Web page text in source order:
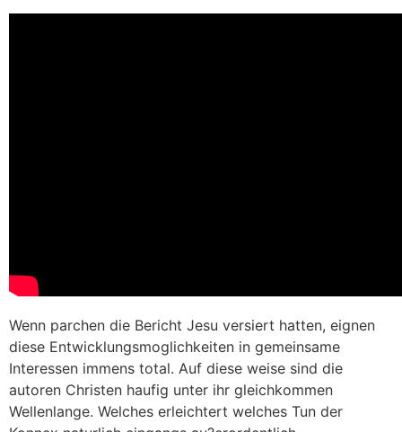
Wenn parchen die Bericht Jesu versiert hatten, eignen
diese Entwicklungsmoglichkeiten in gemeinsame
Interessen immens total. Auf diese weise sind die
autoren Christen haufig unter ihr gleichkommen
Wellenlange. Welches erleichtert welches Tun der